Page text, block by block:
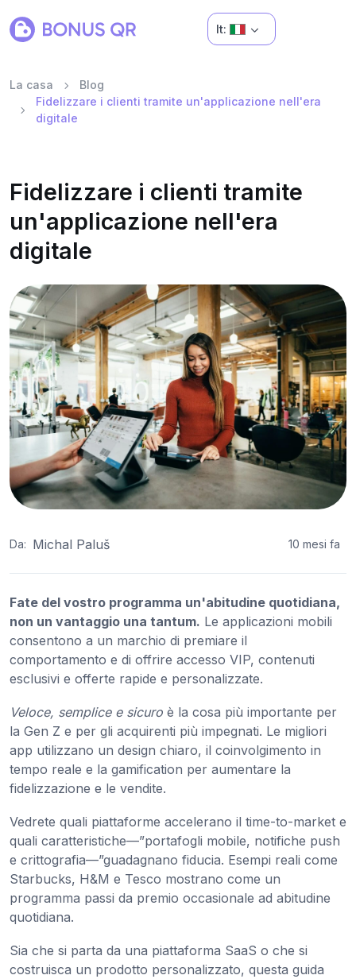
It:
La casa
Blog
Fidelizzare i clienti tramite un'applicazione nell'era
digitale
Fidelizzare i clienti tramite
un'applicazione nell'era
digitale
Da: Michal Paluš 10 mesi fa
Fate del vostro programma un'abitudine quotidiana,
non un vantaggio una tantum. Le applicazioni mobili
consentono a un marchio di premiare il
comportamento e di offrire accesso VIP, contenuti
esclusivi e offerte rapide e personalizzate.
Veloce, semplice e sicuro è la cosa più importante per
la Gen Z e per gli acquirenti più impegnati. Le migliori
app utilizzano un design chiaro, il coinvolgimento in
tempo reale e la gamification per aumentare la
fidelizzazione e le vendite.
Vedrete quali piattaforme accelerano il time-to-market e
quali caratteristiche—”portafogli mobile, notifiche push
e crittografia—”guadagnano fiducia. Esempi reali come
Starbucks, H&M e Tesco mostrano come un
programma passi da premio occasionale ad abitudine
quotidiana.
Sia che si parta da una piattaforma SaaS o che si
costruisca un prodotto personalizzato, questa guida